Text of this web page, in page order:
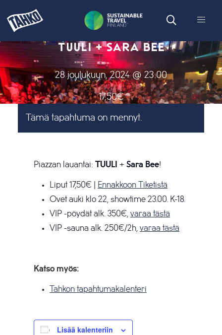
TUULI + SARA BEE
28 joulukuun, 2024 @ 23:00
17,50€
Tämä tapahtuma on mennyt.
Piazzan lauantai: TUULI + Sara Bee!
Liput 17,50€ |
Ennakkoon Tiketistä
Ovet auki klo 22, showtime 23.00. K-18.
VIP -pöydät alk. 350€, varaa tästä
VIP -sauna alk. 250€/2h, varaa tästä
Katso myös:
Tahkon tapahtumakalenteri
Lisää kalenteriin